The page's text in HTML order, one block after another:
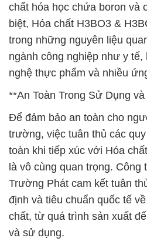
chất hóa học chứa boron và
biệt, Hóa chất H3BO3 &
trong những nguyên liệu
ngành công nghiệp như y tế,
nghệ thực phẩm và nhiều
**An Toàn Trong Sử Dụng
Để đảm bảo an toàn cho
trường, việc tuân thủ các
toàn khi tiếp xúc với Hóa
là vô cùng quan trọng. Công
Trường Phát cam kết tuân
định và tiêu chuẩn quốc tế
chất, từ quá trình sản xuất
và sử dụng.